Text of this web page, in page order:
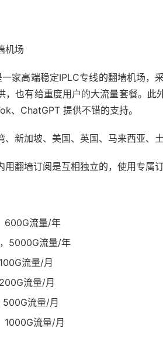
机场
家高端稳定IPLC专线的翻墙机场，
，也有给重度用户的大流量套餐。此
、ChatGPT 提供不错的支持。
新加坡、美国、英国、马来西亚、
翻墙订阅是互相独立的，使用专属订
600G流量/年
5000G流量/年
流量/月
流量/月
流量/月
流量/月